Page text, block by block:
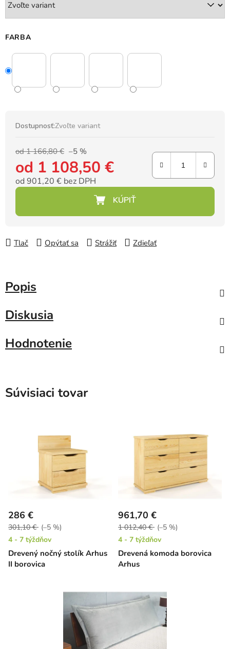
FARBA
Dostupnosť:Zvoľte variant
od 1 166,80 € –5 %
od 1 108,50 €
od 901,20 € bez DPH
Tlač Opýtať sa Strážiť Zdieľať
Popis
Diskusia
Hodnotenie
Súvisiaci tovar
Drevený nočný stolík Arhus
II borovica
286 €
301,10 € (–5 %)
4 - 7 týždňov
Drevená komoda borovica
Arhus
961,70 €
1 012,40 € (–5 %)
4 - 7 týždňov